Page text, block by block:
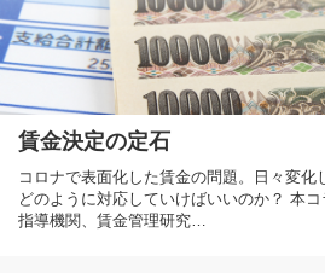
賃金決定の定石
コロナで表面化した賃金の問題。日々変化
どのように対応していけばいいのか？ 本
指導機関、賃金管理研究…